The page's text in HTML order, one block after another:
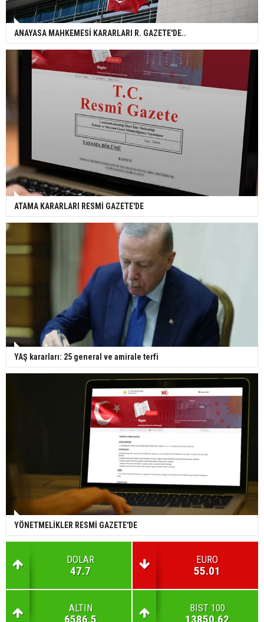
ANAYASA MAHKEMESİ KARARLARI R. GAZETE'DE..
ATAMA KARARLARI RESMİ GAZETE'DE
YAŞ kararları: 25 general ve amirale terfi
YÖNETMELİKLER RESMİ GAZETE'DE
DOLAR
47.7
EURO
55.01
ALTIN BIST 100